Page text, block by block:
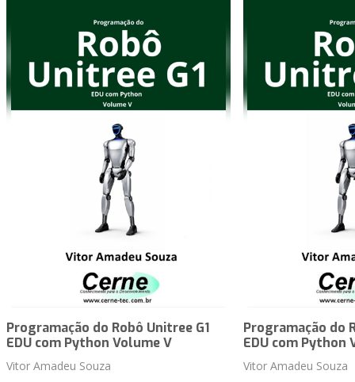
Programação do Robô Unitree G1
EDU com Python Volume V
Vitor Amadeu Souza
Programação do
EDU com Python
Vitor Amadeu Souza